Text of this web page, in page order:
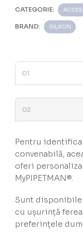
CATEGORIE:
BRAND: GILSON
Pentru
convenabilă,
oferi
MyPIPETMAN®.
Sunt
cu ușurință
preferințele